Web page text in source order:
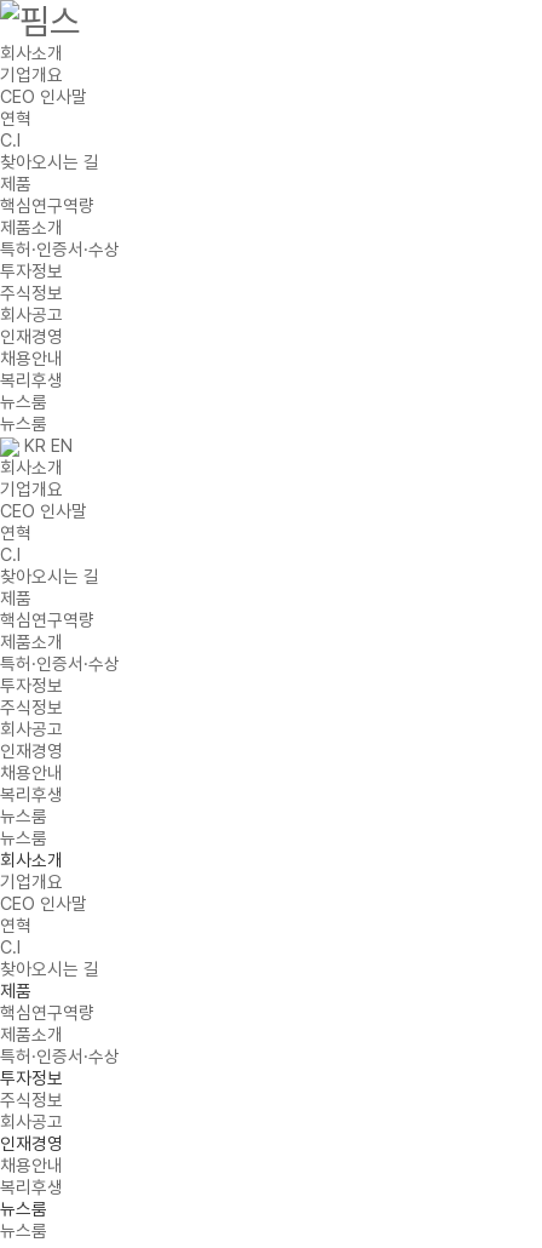
회사소개
기업개요
CEO 인사말
연혁
C.I
찾아오시는 길
제품
핵심연구역량
제품소개
특허·인증서·수상
투자정보
주식정보
회사공고
인재경영
채용안내
복리후생
뉴스룸
뉴스룸
KR EN
회사소개
기업개요
CEO 인사말
연혁
C.I
찾아오시는 길
제품
핵심연구역량
제품소개
특허·인증서·수상
투자정보
주식정보
회사공고
인재경영
채용안내
복리후생
뉴스룸
뉴스룸
회사소개
기업개요
CEO 인사말
연혁
C.I
찾아오시는 길
제품
핵심연구역량
제품소개
특허·인증서·수상
투자정보
주식정보
회사공고
인재경영
채용안내
복리후생
뉴스룸
뉴스룸